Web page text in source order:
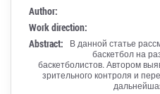
Author:
Work direction:
Abstract:
В данной статье
баскетбол на
баскетболистов. Автором
зрительного контроля и